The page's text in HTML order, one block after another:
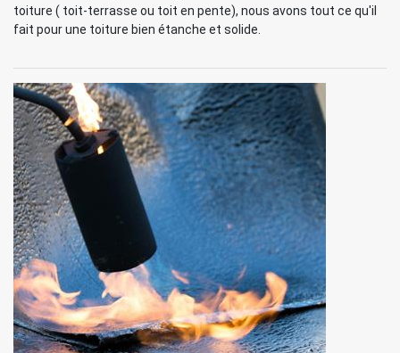
toiture ( toit-terrasse ou toit en pente), nous avons tout ce qu'il
fait pour une toiture bien étanche et solide.